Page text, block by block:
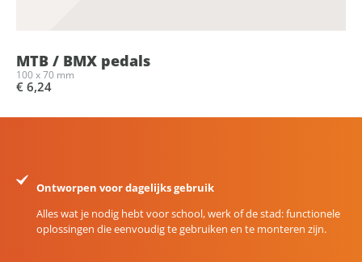
MTB / BMX pedals
100 x 70 mm
€ 6,24
Ontworpen voor dagelijks gebruik
Alles wat je nodig hebt voor school, werk of de stad: functionele
oplossingen die eenvoudig te gebruiken en te monteren zijn.